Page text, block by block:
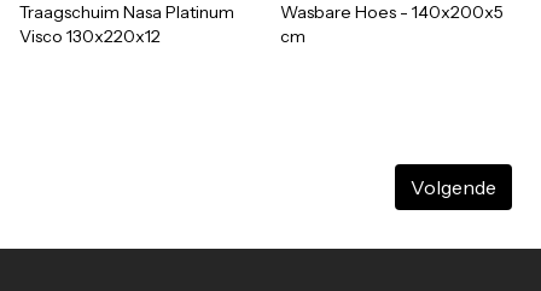
Traagschuim Nasa Platinum
Visco 130x220x12
Wasbare Hoes - 140x200x5
cm
Volgende